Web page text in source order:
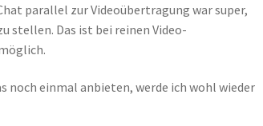
parallel zur Videoübertragung war super,
stellen. Das ist bei reinen Video-
noch einmal anbieten, werde ich wohl wieder